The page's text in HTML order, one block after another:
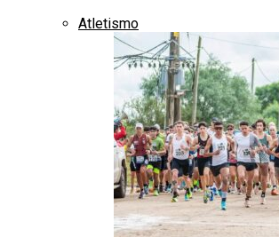
Atletismo